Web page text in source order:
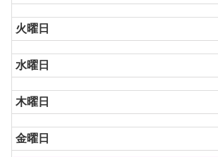
火曜日
水曜日
木曜日
金曜日